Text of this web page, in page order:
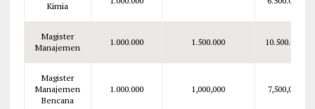
Kimia
Magister
Manajemen
1.000.000 1.500.000 10.500.000
Magister
Manajemen
Bencana
1.000.000 1,000,000 7,500,000